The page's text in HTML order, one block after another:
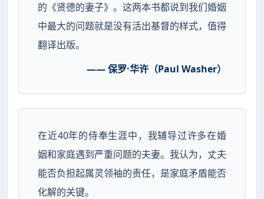
的《贤德的妻子》。这两本书都说到我们婚姻
中最大的问题就是没有活出基督的样式，值得
翻译出版。
—— 保罗·华许（Paul Washer）
在近40年的侍奉生涯中，我辅导过许多在婚
姻和家庭遇到严重问题的夫妻。我认为，丈夫
能否负担起属灵领袖的责任，是家庭矛盾能否
化解的关键。